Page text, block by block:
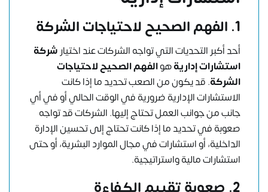
1. الفهم الصحيح لاحتياجات الشركة
أحد أكبر التحديات التي تواجه الشركات عند اختيار شركة
استشارات إداريةهوالفهم الصحيح لاحتياجات
الشركة. قد يكون من الصعب تحديد ما إذا كانت
الاستشارات الإدارية ضرورية في الوقت الحالي أو في أي
جانب من جوانب العمل تحتاج إليها. الشركات قد تواجه
صعوبة في تحديد ما إذا كانت تحتاج إلى تحسين الإدارة
الداخلية، أو استشارات في مجال الموارد البشرية، أو حتى
استشارات مالية واستراتيجية.